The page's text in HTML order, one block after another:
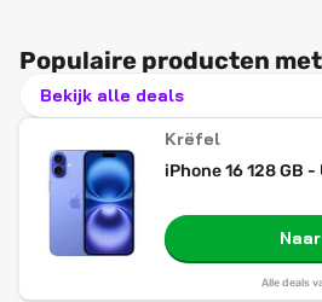
Populaire producten
Bekijk alle deals
Krëfel
iPhone 16 128 GB
Alle deals